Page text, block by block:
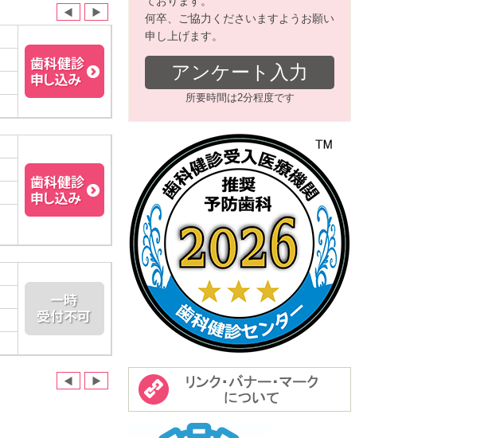
何卒、ご協力くださいますようお願い
申し上げます。
アンケート入力
所要時間は2分程度です